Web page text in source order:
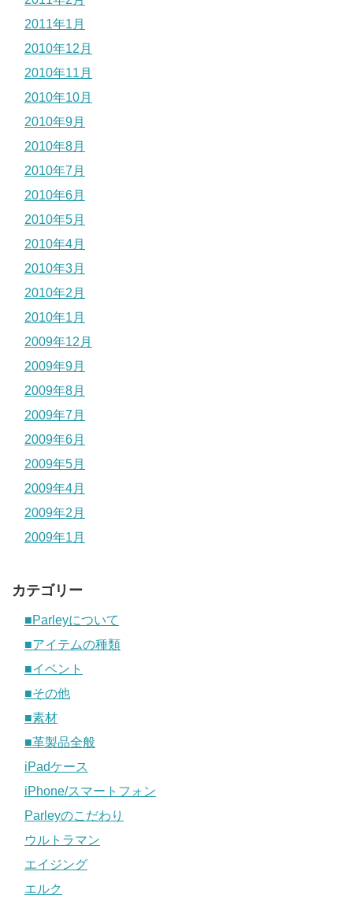
2011年1月
2010年12月
2010年11月
2010年10月
2010年9月
2010年8月
2010年7月
2010年6月
2010年5月
2010年4月
2010年3月
2010年2月
2010年1月
2009年12月
2009年9月
2009年8月
2009年7月
2009年6月
2009年5月
2009年4月
2009年2月
2009年1月
カテゴリー
■Parleyについて
■アイテムの種類
■イベント
■その他
■素材
■革製品全般
iPadケース
iPhone/スマートフォン
Parleyのこだわり
ウルトラマン
エイジング
エルク